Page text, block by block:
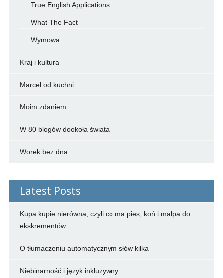
True English Applications
What The Fact
Wymowa
Kraj i kultura
Marcel od kuchni
Moim zdaniem
W 80 blogów dookoła świata
Worek bez dna
Latest Posts
Kupa kupie nierówna, czyli co ma pies, koń i małpa do
ekskrementów
O tłumaczeniu automatycznym słów kilka
Niebinarność i język inkluzywny